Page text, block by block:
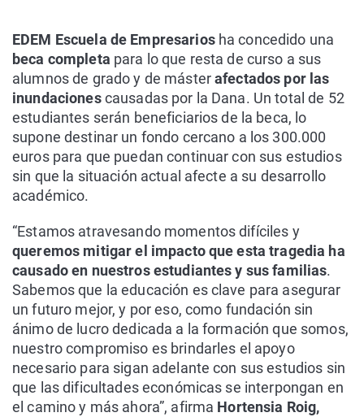
EDEM Escuela de Empresariosha concedido una
beca completa para lo que resta de curso a sus
alumnos de grado y de másterafectados por las
inundacionescausadas por la Dana. Un total de 52
estudiantes serán beneficiarios de la beca, lo
supone destinar un fondo cercano a los 300.000
euros para que puedan continuar con sus estudios
sin que la situación actual afecte a su desarrollo
académico.
“Estamos atravesando momentos difíciles y
queremos mitigar el impacto que esta tragedia ha
causado en nuestros estudiantes y sus familias.
Sabemos que la educación es clave para asegurar
un futuro mejor, y por eso, como fundación sin
ánimo de lucro dedicada a la formación que somos,
nuestro compromiso es brindarles el apoyo
necesario para sigan adelante con sus estudios sin
que las dificultades económicas se interpongan en
el camino y más ahora”, afirma Hortensia Roig,